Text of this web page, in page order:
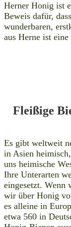
Herner Honig ist
Beweis dafür,
wunderbaren,
aus Herne ist
Fleißige
Es gibt weltweit
in Asien
uns heimische
Ihre Unterarten
eingesetzt. Wenn
wir über Honig
es alleine in
etwa 560 in